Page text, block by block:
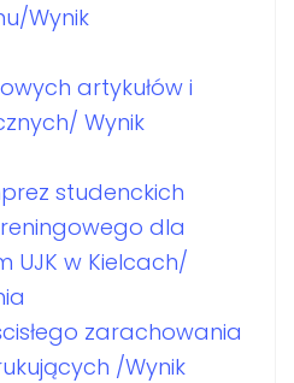
Wynik
artykułów i
Wynik
studenckich
dla
UJK w Kielcach/
zarachowania
/Wynik